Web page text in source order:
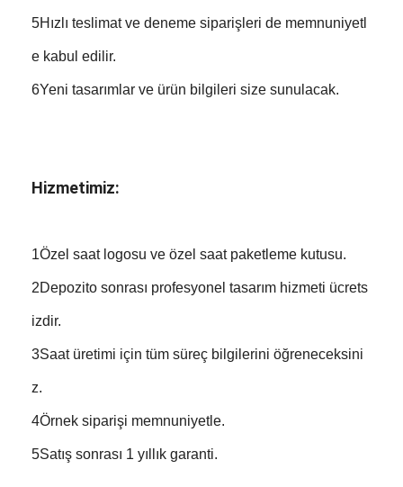
5Hızlı teslimat ve deneme siparişleri de memnuniyetl
e kabul edilir.
6Yeni tasarımlar ve ürün bilgileri size sunulacak.
Hizmetimiz:
1Özel saat logosu ve özel saat paketleme kutusu.
2Depozito sonrası profesyonel tasarım hizmeti ücrets
izdir.
3Saat üretimi için tüm süreç bilgilerini öğreneceksini
z.
4Örnek siparişi memnuniyetle.
5Satış sonrası 1 yıllık garanti.